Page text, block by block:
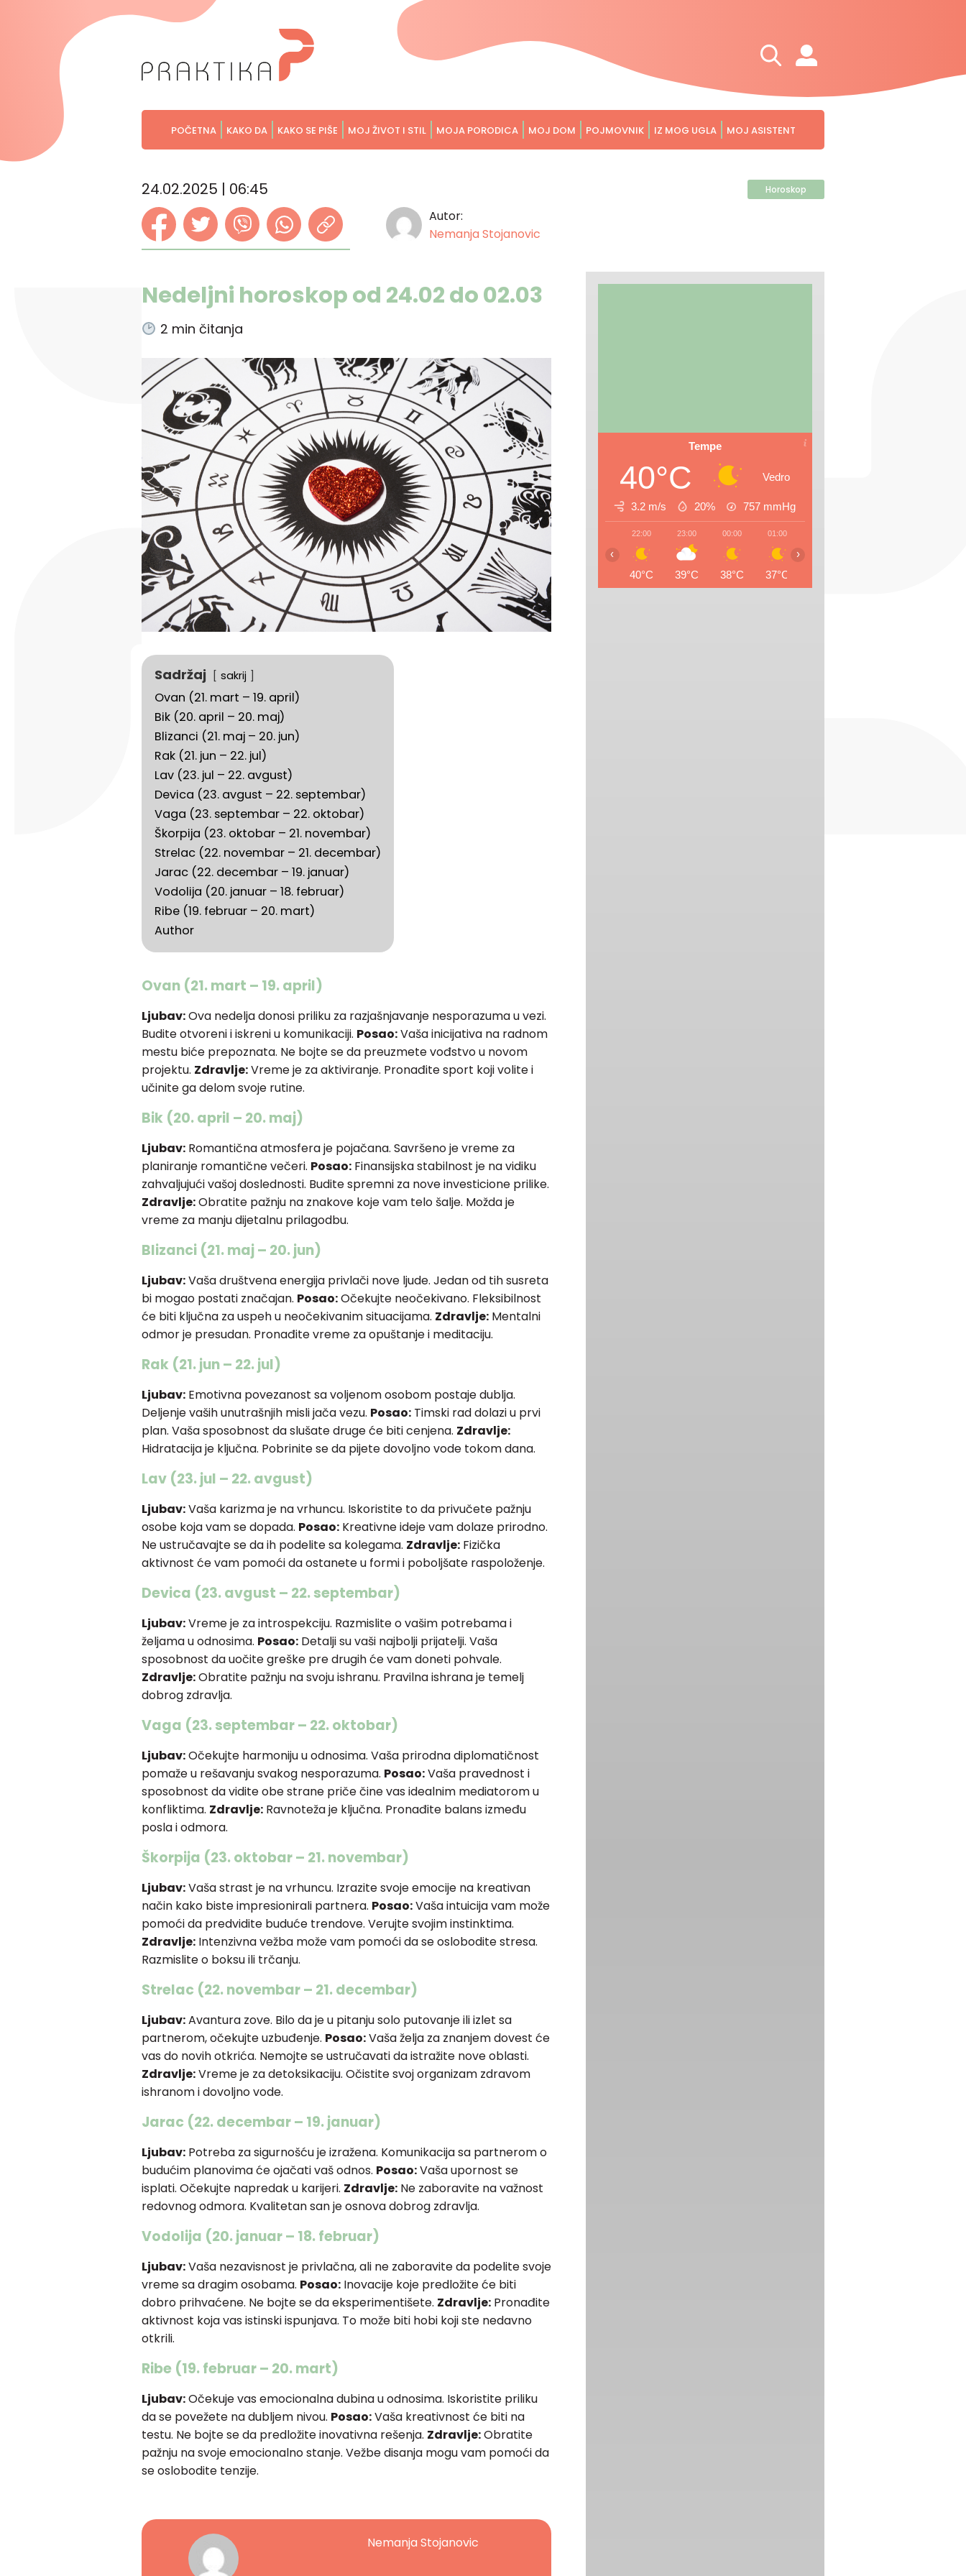
POČETNA KAKO DA KAKO SE PIŠE MOJ ŽIVOT I STIL MOJA PORODICA MOJ DOM POJMOVNIK IZ MOG UGLA MOJ ASISTENT
24.02.2025 | 06:45 Horoskop
Autor:
Nemanja Stojanovic
Nedeljni horoskop od 24.02 do 02.03
2 min čitanja
Sadržaj sakrij
Ovan (21. mart – 19. april)
Bik (20. april – 20. maj)
Blizanci (21. maj – 20. jun)
Rak (21. jun – 22. jul)
Lav (23. jul – 22. avgust)
Devica (23. avgust – 22. septembar)
Vaga (23. septembar – 22. oktobar)
Škorpija (23. oktobar – 21. novembar)
Strelac (22. novembar – 21. decembar)
Jarac (22. decembar – 19. januar)
Vodolija (20. januar – 18. februar)
Ribe (19. februar – 20. mart)
Author
Ovan (21. mart – 19. april)
Ljubav:Ova nedelja donosi priliku za razjašnjavanje nesporazuma u vezi.
Budite otvoreni i iskreni u komunikaciji. Posao:Vaša inicijativa na radnom
mestu biće prepoznata. Ne bojte se da preuzmete vođstvo u novom
projektu. Zdravlje:Vreme je za aktiviranje. Pronađite sport koji volite i
učinite ga delom svoje rutine.
Bik (20. april – 20. maj)
Ljubav: Romantična atmosfera je pojačana. Savršeno je vreme za
planiranje romantične večeri. Posao: Finansijska stabilnost je na vidiku
zahvaljujući vašoj doslednosti. Budite spremni za nove investicione prilike.
Zdravlje:Obratite pažnju na znakove koje vam telo šalje. Možda je
vreme za manju dijetalnu prilagodbu.
Blizanci (21. maj – 20. jun)
Ljubav:Vaša društvena energija privlači nove ljude. Jedan od tih susreta
bi mogao postati značajan. Posao:Očekujte neočekivano. Fleksibilnost
će biti ključna za uspeh u neočekivanim situacijama. Zdravlje: Mentalni
odmor je presudan. Pronađite vreme za opuštanje i meditaciju.
Rak (21. jun – 22. jul)
Ljubav: Emotivna povezanost sa voljenom osobom postaje dublja.
Deljenje vaših unutrašnjih misli jača vezu. Posao: Timski rad dolazi u prvi
plan. Vaša sposobnost da slušate druge će biti cenjena. Zdravlje:
Hidratacija je ključna. Pobrinite se da pijete dovoljno vode tokom dana.
Lav (23. jul – 22. avgust)
Ljubav:Vaša karizma je na vrhuncu. Iskoristite to da privučete pažnju
osobe koja vam se dopada. Posao: Kreativne ideje vam dolaze prirodno.
Ne ustručavajte se da ih podelite sa kolegama. Zdravlje: Fizička
aktivnost će vam pomoći da ostanete u formi i poboljšate raspoloženje.
Devica (23. avgust – 22. septembar)
Ljubav:Vreme je za introspekciju. Razmislite o vašim potrebama i
željama u odnosima. Posao: Detalji su vaši najbolji prijatelji. Vaša
sposobnost da uočite greške pre drugih će vam doneti pohvale.
Zdravlje:Obratite pažnju na svoju ishranu. Pravilna ishrana je temelj
dobrog zdravlja.
Vaga (23. septembar – 22. oktobar)
Ljubav:Očekujte harmoniju u odnosima. Vaša prirodna diplomatičnost
pomaže u rešavanju svakog nesporazuma. Posao:Vaša pravednost i
sposobnost da vidite obe strane priče čine vas idealnim mediatorom u
konfliktima. Zdravlje: Ravnoteža je ključna. Pronađite balans između
posla i odmora.
Škorpija (23. oktobar – 21. novembar)
Ljubav:Vaša strast je na vrhuncu. Izrazite svoje emocije na kreativan
način kako biste impresionirali partnera. Posao:Vaša intuicija vam može
pomoći da predvidite buduće trendove. Verujte svojim instinktima.
Zdravlje: Intenzivna vežba može vam pomoći da se oslobodite stresa.
Razmislite o boksu ili trčanju.
Strelac (22. novembar – 21. decembar)
Ljubav:Avantura zove. Bilo da je u pitanju solo putovanje ili izlet sa
partnerom, očekujte uzbuđenje. Posao:Vaša želja za znanjem dovest će
vas do novih otkrića. Nemojte se ustručavati da istražite nove oblasti.
Zdravlje:Vreme je za detoksikaciju. Očistite svoj organizam zdravom
ishranom i dovoljno vode.
Jarac (22. decembar – 19. januar)
Ljubav: Potreba za sigurnošću je izražena. Komunikacija sa partnerom o
budućim planovima će ojačati vaš odnos. Posao:Vaša upornost se
isplati. Očekujte napredak u karijeri. Zdravlje: Ne zaboravite na važnost
redovnog odmora. Kvalitetan san je osnova dobrog zdravlja.
Vodolija (20. januar – 18. februar)
Ljubav:Vaša nezavisnost je privlačna, ali ne zaboravite da podelite svoje
vreme sa dragim osobama. Posao: Inovacije koje predložite će biti
dobro prihvaćene. Ne bojte se da eksperimentišete. Zdravlje: Pronađite
aktivnost koja vas istinski ispunjava. To može biti hobi koji ste nedavno
otkrili.
Ribe (19. februar – 20. mart)
Ljubav:Očekuje vas emocionalna dubina u odnosima. Iskoristite priliku
da se povežete na dubljem nivou. Posao:Vaša kreativnost će biti na
testu. Ne bojte se da predložite inovativna rešenja. Zdravlje:Obratite
pažnju na svoje emocionalno stanje. Vežbe disanja mogu vam pomoći da
se oslobodite tenzije.
Nemanja Stojanovic
Tempe
40°C Vedro
3.2 m/s 20% 757 mmHg
22:00
40°C
23:00
39°C
00:00
38°C
01:00
37°C
‹ ›